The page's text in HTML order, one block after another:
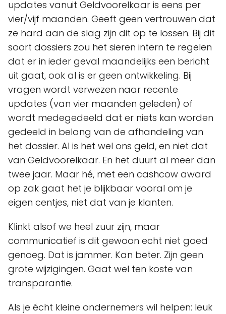
updates vanuit Geldvoorelkaar is eens per
vier/vijf maanden. Geeft geen vertrouwen dat
ze hard aan de slag zijn dit op te lossen. Bij dit
soort dossiers zou het sieren intern te regelen
dat er in ieder geval maandelijks een bericht
uit gaat, ook al is er geen ontwikkeling. Bij
vragen wordt verwezen naar recente
updates (van vier maanden geleden) of
wordt medegedeeld dat er niets kan worden
gedeeld in belang van de afhandeling van
het dossier. Al is het wel ons geld, en niet dat
van Geldvoorelkaar. En het duurt al meer dan
twee jaar. Maar hé, met een cashcow award
op zak gaat het je blijkbaar vooral om je
eigen centjes, niet dat van je klanten.
Klinkt alsof we heel zuur zijn, maar
communicatief is dit gewoon echt niet goed
genoeg. Dat is jammer. Kan beter. Zijn geen
grote wijzigingen. Gaat wel ten koste van
transparantie.
Als je écht kleine ondernemers wil helpen: leuk